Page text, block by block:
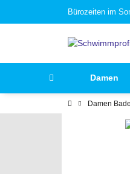
Bürozeiten im
Damen
Damen